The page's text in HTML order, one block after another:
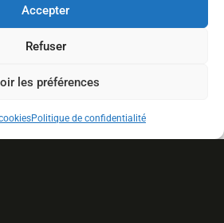
Accepter
Refuser
les préférences
Politique de confidentialité
LMM